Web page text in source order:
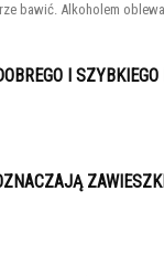
bawić. Alkoholem
I